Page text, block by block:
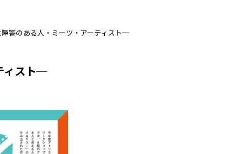
害のある人・ミーツ・アーティスト─
ィスト─